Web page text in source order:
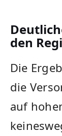
den
Die
die
auf